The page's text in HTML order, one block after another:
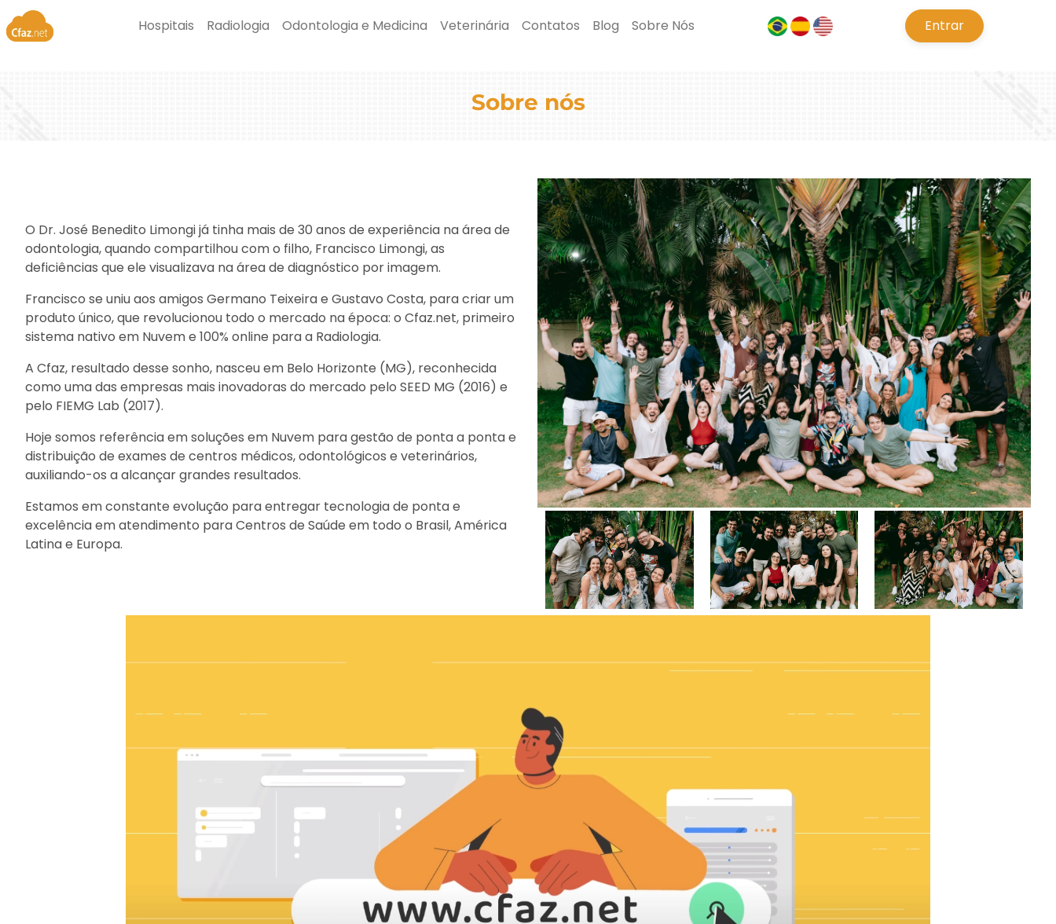
Hospitais Radiologia Odontologia e Medicina Veterinária Contatos Blog Sobre Nós pt es en Entrar
Sobre nós
O Dr. José Benedito Limongi já tinha mais de 30 anos de experiência na área de
odontologia, quando compartilhou com o filho, Francisco Limongi, as
deficiências que ele visualizava na área de diagnóstico por imagem.
Francisco se uniu aos amigos Germano Teixeira e Gustavo Costa, para criar um
produto único, que revolucionou todo o mercado na época: o Cfaz.net, primeiro
sistema nativo em Nuvem e 100% online para a Radiologia.
A Cfaz, resultado desse sonho, nasceu em Belo Horizonte (MG), reconhecida
como uma das empresas mais inovadoras do mercado pelo SEED MG (2016) e
pelo FIEMG Lab (2017).
Hoje somos referência em soluções em Nuvem para gestão de ponta a ponta e
distribuição de exames de centros médicos, odontológicos e veterinários,
auxiliando-os a alcançar grandes resultados.
Estamos em constante evolução para entregar tecnologia de ponta e
excelência em atendimento para Centros de Saúde em todo o Brasil, América
Latina e Europa.